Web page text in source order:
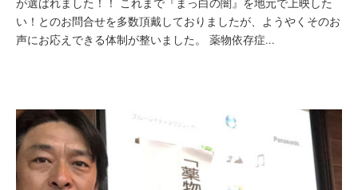
い！とのお問合せを多数頂戴しておりましたが、ようやくそのお
声にお応えできる体制が整いました。 薬物依存症...